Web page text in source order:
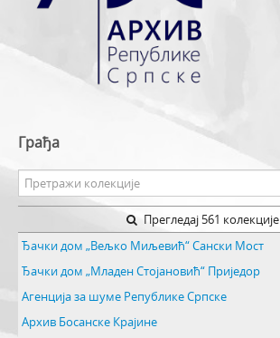
Грађа
Прегледај 561 колекције
Ђачки дом „Вељко Миљевић“ Сански Мост
Ђачки дом „Младен Стојановић“ Приједор
Агенција за шуме Републике Српске
Архив Босанске Крајине